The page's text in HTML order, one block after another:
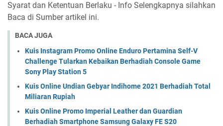
Syarat dan Ketentuan Berlaku - Info Selengkapnya silahkan
Baca di Sumber artikel ini.
BACA JUGA
Kuis Instagram Promo Online Enduro Pertamina Self-V
Challenge Tularkan Kebaikan Berhadiah Console Game
Sony Play Station 5
Kuis Online Undian Gebyar Indihome 2021 Berhadiah Total
Miliaran Rupiah
Kuis Online Promo Imperial Leather dan Guardian
Berhadiah Smartphone Samsung Galaxy FE S20